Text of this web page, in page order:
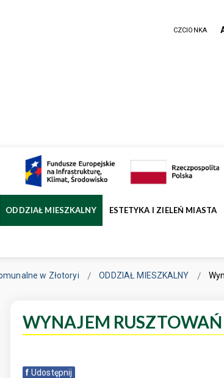
CZCIONKA
ODDZIAŁ MIESZKALNY ESTETYKA I ZIELEŃ MIASTA
w Złotoryi ODDZIAŁ MIESZKALNY
WYNAJEM RUSZTOWAŃ
f Udostępnij